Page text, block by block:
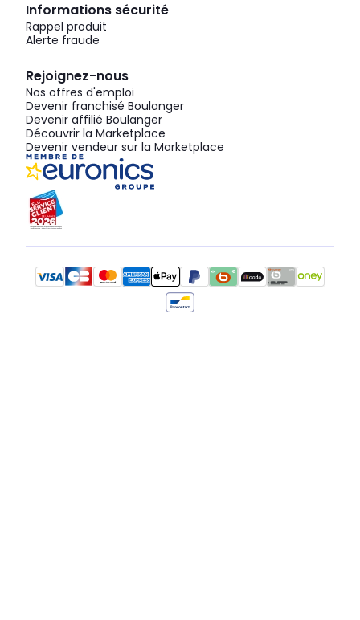
Informations sécurité
Rappel produit
Alerte fraude
Rejoignez-nous
Nos offres d'emploi
Devenir franchisé Boulanger
Devenir affilié Boulanger
Découvrir la Marketplace
Devenir vendeur sur la Marketplace